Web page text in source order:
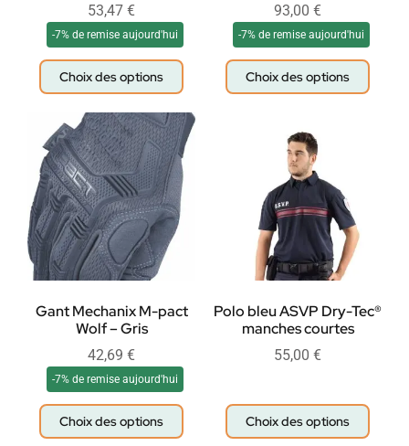
53,47 €
-7% de remise aujourd'hui
Choix des options
93,00 €
-7% de remise aujourd'hui
Choix des options
Gant Mechanix M-pact
Wolf – Gris
42,69 €
-7% de remise aujourd'hui
Choix des options
Polo bleu ASVP Dry-Tec®
manches courtes
55,00 €
Choix des options